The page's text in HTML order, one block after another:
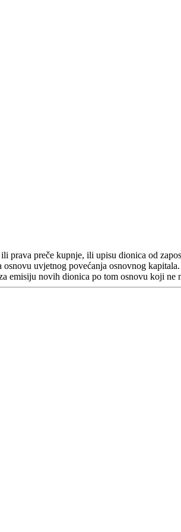
prava preče kupnje, ili upisu dionica od
uvjetnog povećanja osnovnog kapitala.
emisiju novih dionica po tom osnovu koji ne